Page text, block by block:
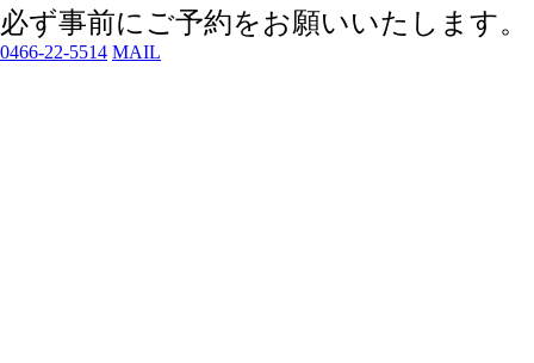
必ず事前にご予約をお願いいたします。
0466-22-5514 MAIL